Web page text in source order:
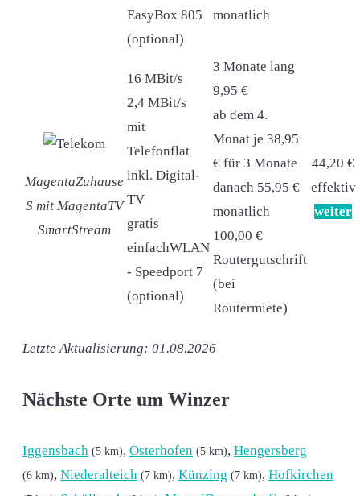
EasyBox 805
(optional)
monatlich
MagentaZuhause
S mit MagentaTV
SmartStream
16 MBit/s
2,4 MBit/s
mit
Telefonflat
inkl. Digital-
TV
gratis
einfachWLAN
- Speedport 7
(optional)
3 Monate lang
9,95 €
ab dem 4.
Monat je 38,95
€ für 3 Monate
danach 55,95 €
monatlich
100,00 €
Routergutschrift
(bei
Routermiete)
44,20 €
effektiv
weiter
Letzte Aktualisierung: 01.08.2026
Nächste Orte um Winzer
Iggensbach (5 km), Osterhofen (5 km), Hengersberg
(6 km), Niederalteich (7 km), Künzing (7 km), Hofkirchen